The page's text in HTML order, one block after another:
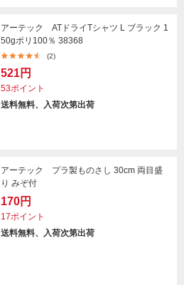
アーテック ATドライTシャツ L ブラック 1
50gポリ100％ 38368
(2)
521円
53ポイント
送料無料、入荷次第出荷
アーテック プラ製ものさし 30cm 両目盛
り みぞ付
170円
17ポイント
送料無料、入荷次第出荷